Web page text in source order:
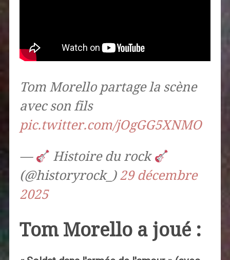
Tom Morello partage la scène
avec son fils
pic.twitter.com/jOgGG5XNMO
—
Histoire du rock
(@historyrock_) 29 décembre
2025
Tom Morello a joué :